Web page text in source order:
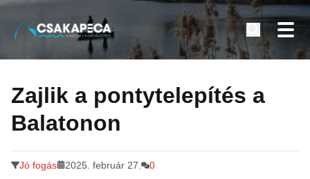
tartalomra
Minden a horgászatról
Zajlik a pontytelepítés a
Balatonon
Jó fogás 2025. február 27. 0